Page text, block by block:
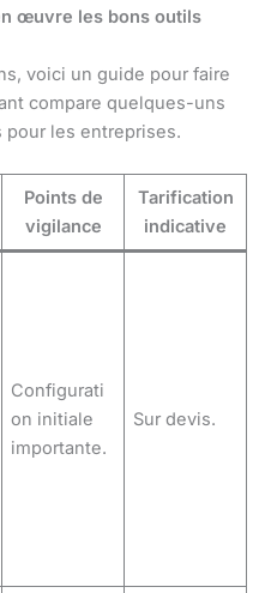
œuvre les bons outils
voici un guide pour faire
compare quelques-uns
les entreprises.
Points de
vigilance
Tarification
indicative
Configurati
on initiale
importante.
Sur devis.